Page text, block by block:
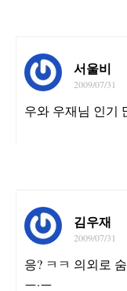
서울비
2009/07/31
우와 우재님 인기
김우재
2009/07/31
응? ㅋㅋ 의외로
ㅡ.ㅡ